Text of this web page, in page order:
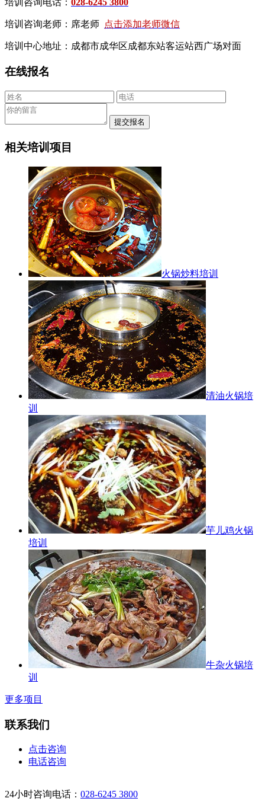
培训咨询电话： 028-6245 3800
培训咨询老师：席老师 点击添加老师微信
培训中心地址：成都市成华区成都东站客运站西广场对面
在线报名
相关培训项目
火锅炒料培训
清油火锅培
训
芋儿鸡火锅
培训
牛杂火锅培
训
更多项目
联系我们
点击咨询
电话咨询
24小时咨询电话： 028-6245 3800